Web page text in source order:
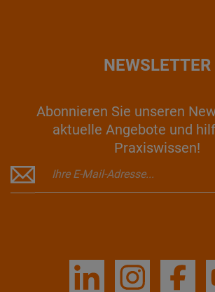
NEWSLETTER
Abonnieren Sie unseren
aktuelle Angebote und
Praxiswissen!